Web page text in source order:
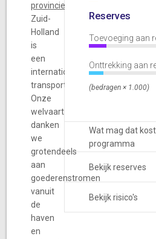
provincie
Zuid-
Holland
is
een
internationaal
transportknooppunt.
Onze
welvaart
danken
we
grotendeels
aan
goederenstromen
vanuit
de
haven
en
Reserves
Toevoeging aan
Onttrekking aan
(bedragen × 1.000)
Wat mag dat
programma
Bekijk reserves
Bekijk risico's